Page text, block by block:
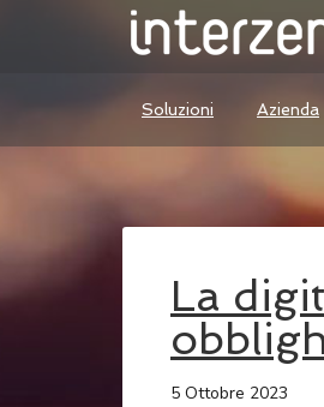
Soluzioni Azienda
La
5 Ottobre 2023